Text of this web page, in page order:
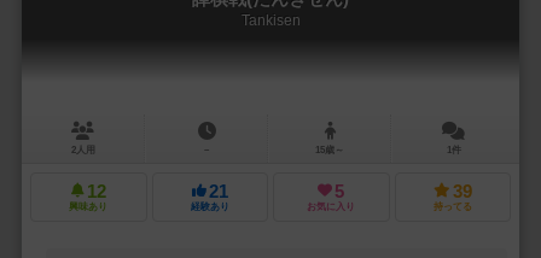
Tankisen
2人用 － 15歳～ 1件
12
興味あり
21
経験あり
5
お気に入り
39
持ってる